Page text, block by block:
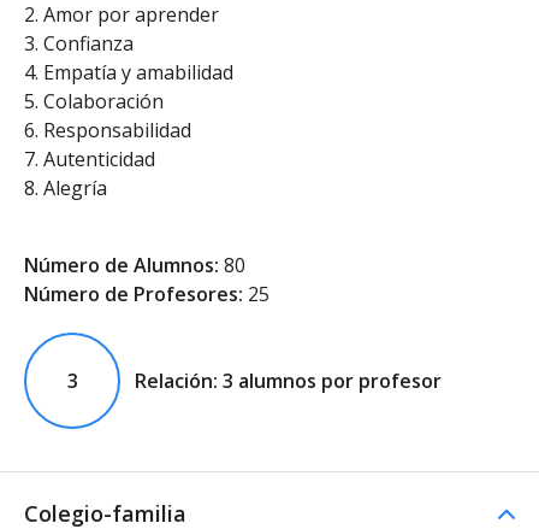
Amor por aprender
Confianza
Empatía y amabilidad
Colaboración
Responsabilidad
Autenticidad
Alegría
Número de Alumnos: 80
Número de Profesores: 25
3 Relación: 3 alumnos por profesor
Colegio-familia